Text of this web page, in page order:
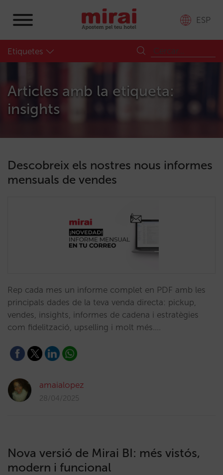
ESP
Etiquetes
Articles amb la etiqueta:
insights
Descobreix els nostres nous informes
mensuals de vendes
Rep cada mes un informe complet en PDF amb les
principals dades de la teva venda directa: pickup,
vendes, insights, informes de cadena i estratègies
com fidelització, upselling i molt més.…
amaialopez
28/04/2025
Nova versió de Mirai BI: més vistós,
modern i funcional